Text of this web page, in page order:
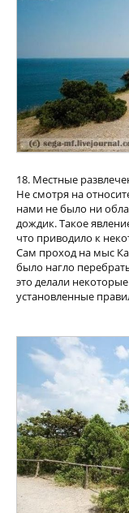
18. Местные
Не смотря на
нами не было ни
дождик. Такое
что приводило к
Сам проход на мыс
было нагло
это делали
установленные